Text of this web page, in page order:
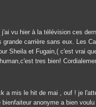
vu hier à la télévision ces
carrière sans eux. Les
Sheila et Fugain,( c'est vrai
tres bien!
a mis le hit de mai , ouf ! je
anonyme a bien voulu